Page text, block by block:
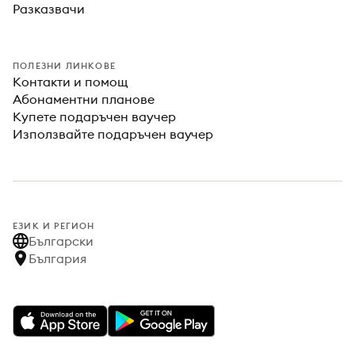
Разказвачи
ПОЛЕЗНИ ЛИНКОВЕ
Контакти и помощ
Абонаментни планове
Купете подаръчен ваучер
Използвайте подаръчен ваучер
ЕЗИК И РЕГИОН
Български
България